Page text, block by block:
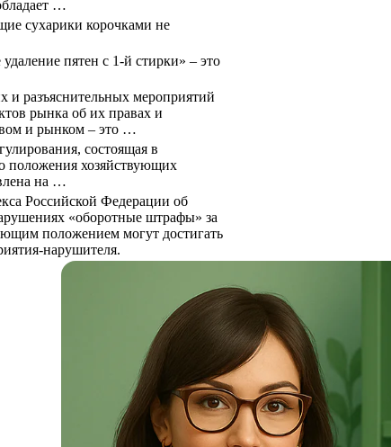
…
сухарики корочками не
пятен с 1-й стирки» – это
и разъяснительных мероприятий
рынка об их правах и
и рынком – это …
состоящая в
хозяйствующих
на …
Российской Федерации об
«оборотные штрафы» за
положением могут достигать
нарушителя.